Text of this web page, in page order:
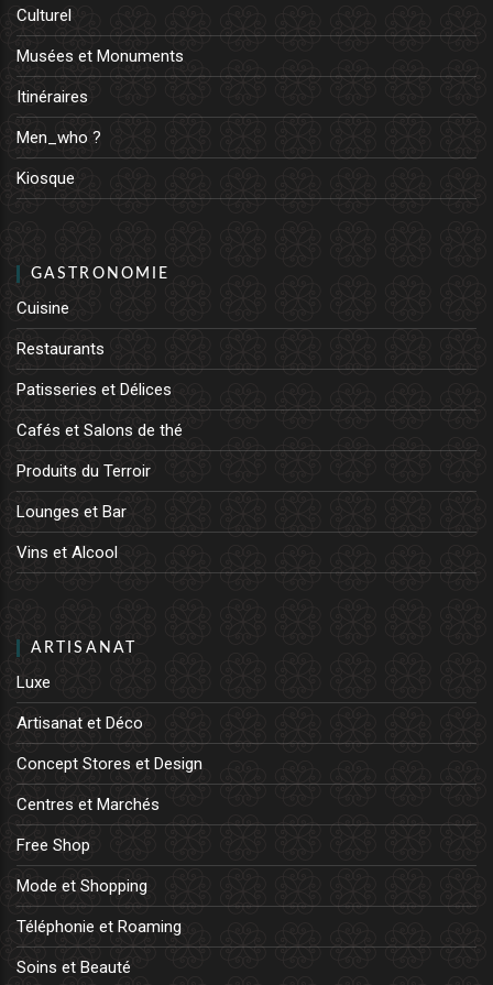
Culturel
Musées et Monuments
Itinéraires
Men_who ?
Kiosque
GASTRONOMIE
Cuisine
Restaurants
Patisseries et Délices
Cafés et Salons de thé
Produits du Terroir
Lounges et Bar
Vins et Alcool
ARTISANAT
Luxe
Artisanat et Déco
Concept Stores et Design
Centres et Marchés
Free Shop
Mode et Shopping
Téléphonie et Roaming
Soins et Beauté